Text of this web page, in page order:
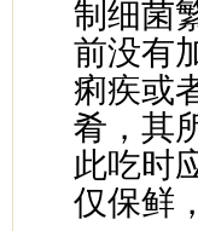
制细菌
前没有
痢疾或
肴，其
此吃时
仅保鲜